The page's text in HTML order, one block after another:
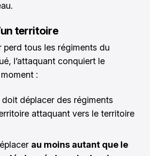
territoire
perd tous les régiments du
l’attaquant conquiert le
:
doit déplacer des régiments
attaquant vers le territoire
au moins autant que le